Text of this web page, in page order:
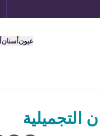
عيون أسنان
التجميلية